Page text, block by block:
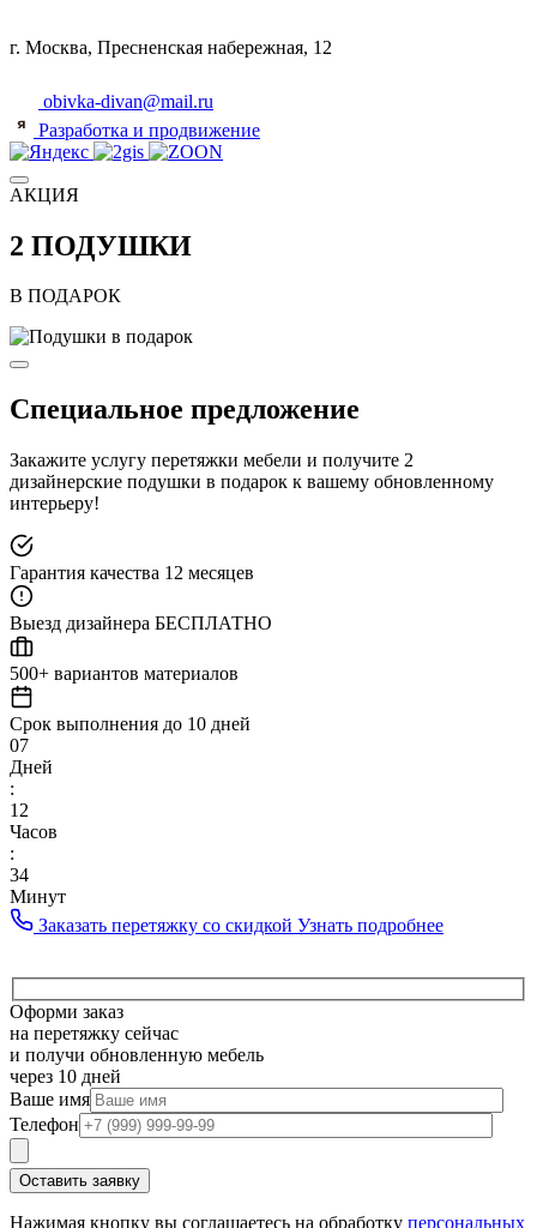
г. Москва, Пресненская набережная, 12
obivka-divan@mail.ru
Разработка и продвижение
АКЦИЯ
2 ПОДУШКИ
В ПОДАРОК
Специальное предложение
Закажите услугу перетяжки мебели и получите 2
дизайнерские подушки в подарок к вашему обновленному
интерьеру!
Гарантия качества 12 месяцев
Выезд дизайнера БЕСПЛАТНО
500+ вариантов материалов
Срок выполнения до 10 дней
07
Дней
:
12
Часов
:
34
Минут
Заказать перетяжку со скидкой Узнать подробнее
Оформи заказ
на перетяжку сейчас
и получи обновленную мебель
через 10 дней
Ваше имя
Телефон
Нажимая кнопку вы соглашаетесь на обработку персональных